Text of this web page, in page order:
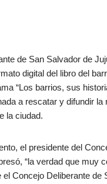
de San Salvador de
digital del libro del
“Los barrios, sus
a rescatar y difundir la
la ciudad.
el presidente del
“la verdad que muy
el Concejo Deliberante de